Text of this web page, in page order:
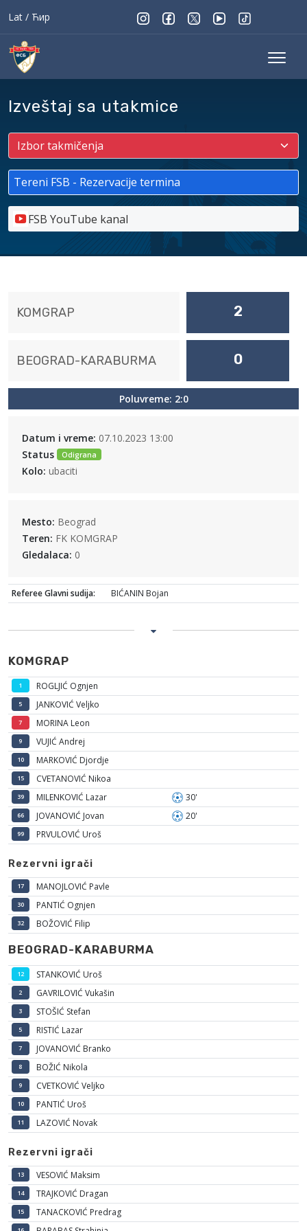
Lat / Ћир
Izveštaj sa utakmice
Tereni FSB - Rezervacije termina
FSB YouTube kanal
KOMGRAP 2
BEOGRAD-KARABURMA 0
Poluvreme: 2:0
Datum i vreme: 07.10.2023 13:00
Status
Odigrana
Kolo: ubaciti
Mesto: Beograd
Teren: FK KOMGRAP
Gledalaca: 0
Referee Glavni sudija: BIĆANIN Bojan
KOMGRAP
1 ROGLJIĆ Ognjen
5 JANKOVIĆ Veljko
7 MORINA Leon
9 VUJIĆ Andrej
10 MARKOVIĆ Djordje
15 CVETANOVIĆ Nikoa
39 MILENKOVIĆ Lazar 30'
66 JOVANOVIĆ Jovan 20'
99 PRVULOVIĆ Uroš
Rezervni igrači
17 MANOJLOVIĆ Pavle
30 PANTIĆ Ognjen
32 BOŽOVIĆ Filip
BEOGRAD-KARABURMA
12 STANKOVIĆ Uroš
2 GAVRILOVIĆ Vukašin
3 STOŠIĆ Stefan
5 RISTIĆ Lazar
7 JOVANOVIĆ Branko
8 BOŽIĆ Nikola
9 CVETKOVIĆ Veljko
10 PANTIĆ Uroš
11 LAZOVIĆ Novak
Rezervni igrači
13 VESOVIĆ Maksim
14 TRAJKOVIĆ Dragan
15 TANACKOVIĆ Predrag